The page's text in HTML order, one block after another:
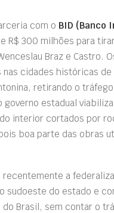
com o BID (Banco
R$ 300 milhões para
Braz e Castro.
cidades históricas de
retirando o
estadual
interior cortados por
boa parte das obras
a
sudoeste do estado e
Brasil, sem contar o